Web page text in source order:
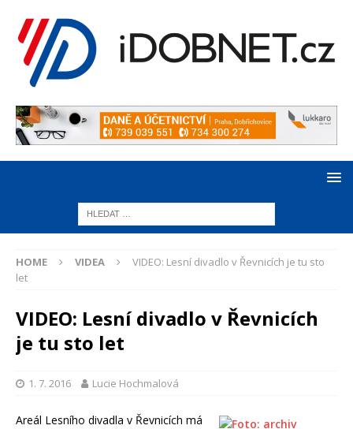
HOME VIDEA
VIDEO: Lesní divadlo v Řevnicích je tu sto
let
VIDEO: Lesní divadlo v Řevnicích
je tu sto let
1. 7. 2016 Lucie Hochmalová
Areál Lesního divadla v Řevnicích má